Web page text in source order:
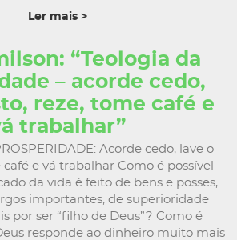
Ler mais >
“Teologia da
– acorde cedo,
reze, tome café e
trabalhar”
Acorde cedo, lave o
e vá trabalhar Como é possível
da vida é feito de bens e posses,
importantes, de superioridade
por ser “filho de Deus”? Como é
responde ao dinheiro muito mais